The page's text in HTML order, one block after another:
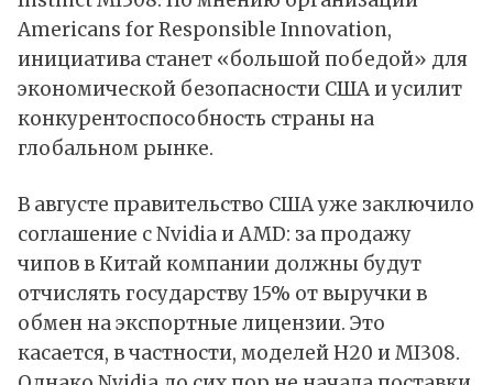
Americans for Responsible Innovation,
инициатива станет «большой победой» для
экономической безопасности США и усилит
конкурентоспособность страны на
глобальном рынке.
В августе правительство США уже заключило
соглашение с Nvidia и AMD: за продажу
чипов в Китай компании должны будут
отчислять государству 15% от выручки в
обмен на экспортные лицензии. Это
касается, в частности, моделей H20 и MI308.